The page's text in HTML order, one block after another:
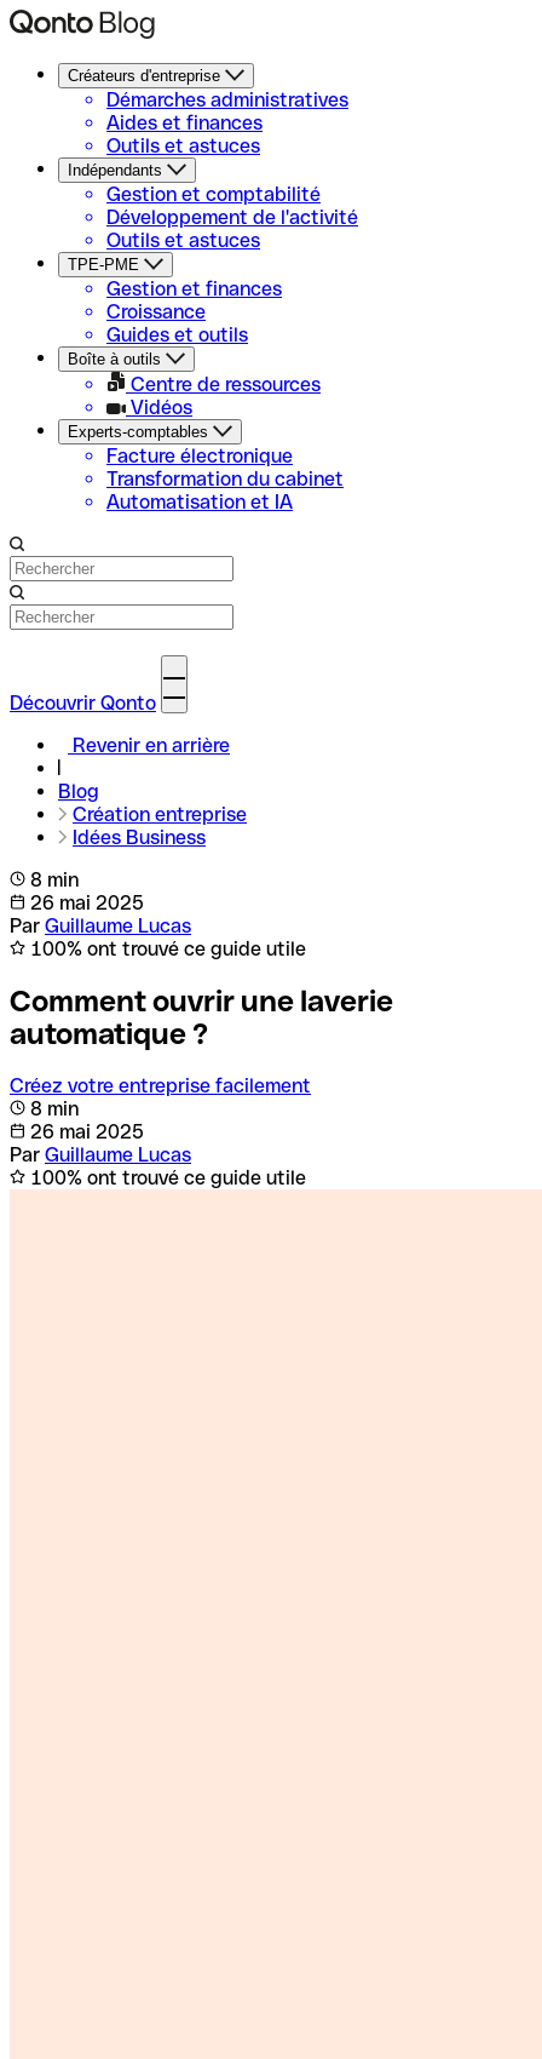
Créateurs d'entreprise
Démarches administratives
Aides et finances
Outils et astuces
Indépendants
Gestion et comptabilité
Développement de l'activité
Outils et astuces
TPE-PME
Gestion et finances
Croissance
Guides et outils
Boîte à outils
Centre de ressources
Vidéos
Experts-comptables
Facture électronique
Transformation du cabinet
Automatisation et IA
Découvrir Qonto
Revenir en arrière
Blog
Création entreprise
Idées Business
8 min
26 mai 2025
Par Guillaume Lucas
100% ont trouvé ce guide utile
Comment ouvrir une laverie
automatique ?
Créez votre entreprise facilement
8 min
26 mai 2025
Par Guillaume Lucas
100% ont trouvé ce guide utile